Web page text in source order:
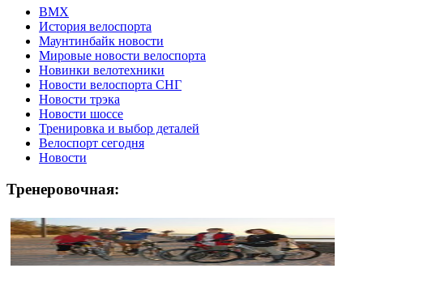
ВМХ
История велоспорта
Маунтинбайк новости
Мировые новости велоспорта
Новинки велотехники
Новости велоспорта СНГ
Новости трэка
Новости шоссе
Тренировка и выбор деталей
Велоспорт сегодня
Новости
Тренеровочная: